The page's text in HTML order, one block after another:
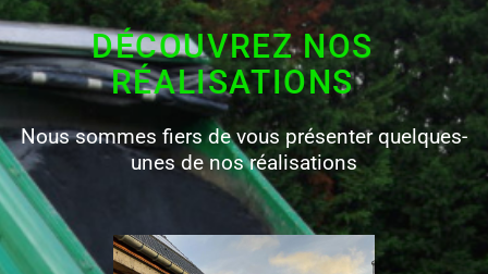
DÉCOUVREZ NOS
RÉALISATIONS
Nous sommes fiers de vous présenter quelques-
unes de nos réalisations